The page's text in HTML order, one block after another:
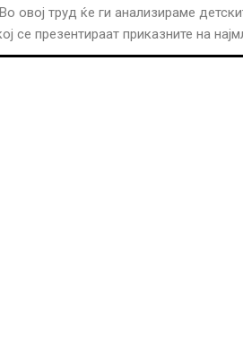
овој труд ќе ги анализираме
се презентираат приказните на